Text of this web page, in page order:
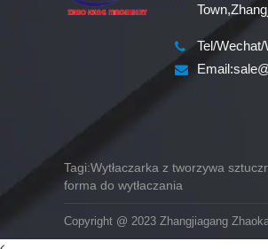
Tel/
Tagi:Wytłaczarka z tworzywa
forma do wytłaczania
Copyright @ 2023 Zhangjiagang